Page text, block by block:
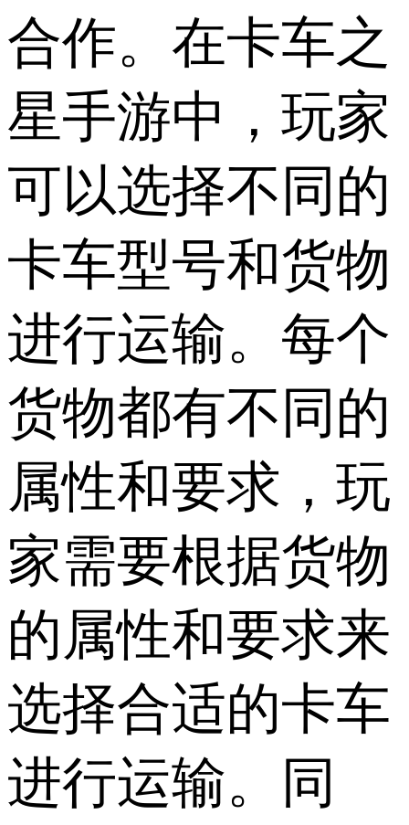
合作。在卡车之
星手游中，玩家
可以选择不同的
卡车型号和货物
进行运输。每个
货物都有不同的
属性和要求，玩
家需要根据货物
的属性和要求来
选择合适的卡车
进行运输。同